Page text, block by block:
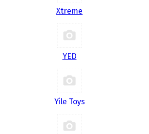
Xtreme
YED
Yile Toys